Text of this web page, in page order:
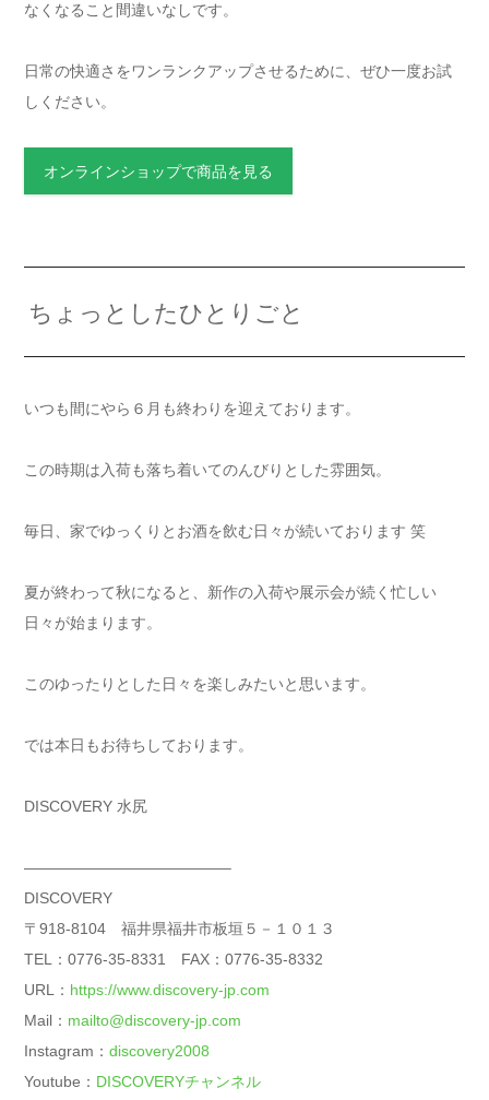
なくなること間違いなしです。
日常の快適さをワンランクアップさせるために、ぜひ一度お試
しください。
オンラインショップで商品を見る
ちょっとしたひとりごと
いつも間にやら６月も終わりを迎えております。
この時期は入荷も落ち着いてのんびりとした雰囲気。
毎日、家でゆっくりとお酒を飲む日々が続いております 笑
夏が終わって秋になると、新作の入荷や展示会が続く忙しい
日々が始まります。
このゆったりとした日々を楽しみたいと思います。
では本日もお待ちしております。
DISCOVERY 水尻
—————————————–
DISCOVERY
〒918-8104 福井県福井市板垣５－１０１３
TEL：0776-35-8331 FAX：0776-35-8332
URL： https://www.discovery-jp.com
Mail： mailto@discovery-jp.com
Instagram： discovery2008
Youtube： DISCOVERYチャンネル